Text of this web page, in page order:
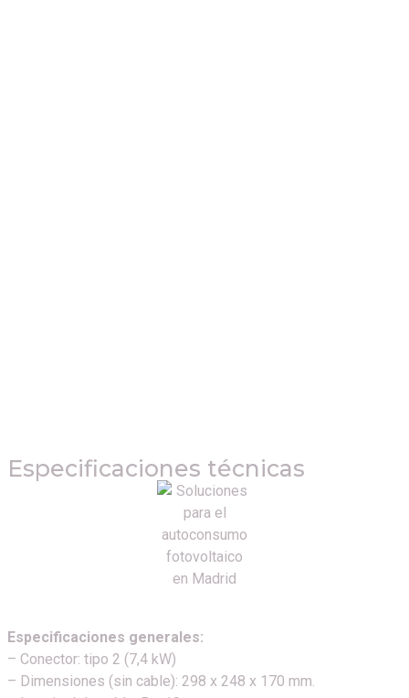
Especificaciones técnicas
Especificaciones generales:
– Conector: tipo 2 (7,4 kW)
– Dimensiones (sin cable): 298 x 248 x 170 mm.